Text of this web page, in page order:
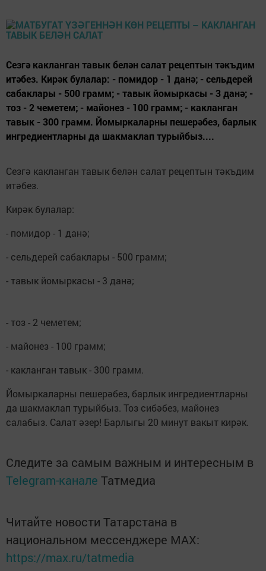
Сезгә какланган тавык белән салат рецептын тәкъдим
итәбез. Кирәк булалар: - помидор - 1 данә; - сельдерей
сабаклары - 500 грамм; - тавык йомыркасы - 3 данә; -
тоз - 2 чеметем; - майонез - 100 грамм; - какланган
тавык - 300 грамм. Йомыркаларны пешерәбез, барлык
ингредиентларны да шакмаклап турыйбыз....
Сезгә какланган тавык белән салат рецептын тәкъдим
итәбез.
Кирәк булалар:
- помидор - 1 данә;
- сельдерей сабаклары - 500 грамм;
- тавык йомыркасы - 3 данә;
- тоз - 2 чеметем;
- майонез - 100 грамм;
- какланган тавык - 300 грамм.
Йомыркаларны пешерәбез, барлык ингредиентларны
да шакмаклап турыйбыз. Тоз сибәбез, майонез
салабыз. Салат әзер! Барлыгы 20 минут вакыт кирәк.
Следите за самым важным и интересным в
Telegram-канале Татмедиа
Читайте новости Татарстана в
национальном мессенджере MАХ:
https://max.ru/tatmedia